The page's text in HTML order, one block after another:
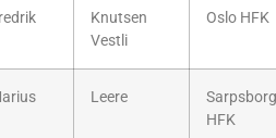
Knutsen
Vestli
Oslo HFK
Leere
Sarpsborg
HFK